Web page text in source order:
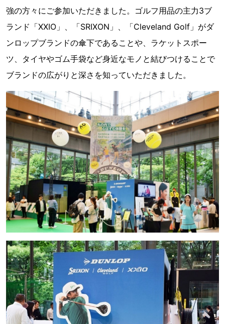
強の方々にご参加いただきました。ゴルフ用品の主力3ブ
ランド「XXIO」、「SRIXON」、「Cleveland Golf」がダ
ンロップブランドの傘下であることや、ラケットスポー
ツ、タイヤやゴム手袋など身近なモノと結びつけることで
ブランドの広がりと深さを知っていただきました。